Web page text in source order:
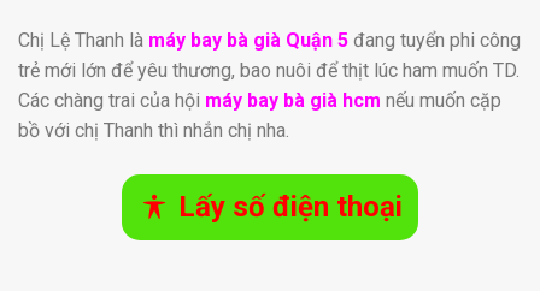
Chị Lệ Thanh là máy bay bà già Quận 5 đang tuyển phi công
trẻ mới lớn để yêu thương, bao nuôi để thịt lúc ham muốn TD.
Các chàng trai của hội máy bay bà già hcm nếu muốn cặp
bồ với chị Thanh thì nhắn chị nha.
Lấy số điện thoại